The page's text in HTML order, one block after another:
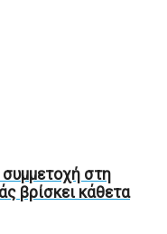
στη
βρίσκει κάθετα